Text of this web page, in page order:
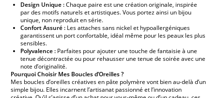
Design Unique :Chaque paire est une création originale, inspirée
par des motifs naturels et artistiques. Vous portez ainsi un bijou
unique, non reproduit en série.
Confort Assuré : Les attaches sans nickel et hypoallergéniques
garantissent un port confortable, idéal même pour les peaux les plus
sensibles.
Polyvalence : Parfaites pour ajouter une touche de fantaisie à une
tenue décontractée ou pour rehausser une tenue de soirée avec une
note d’originalité.
Pourquoi Choisir Mes Boucles d’Oreilles ?
Mes boucles d’oreilles créatives en pâte polymère vont bien au-delà d’un
simple bijou. Elles incarnent l’artisanat passionné et l’innovation